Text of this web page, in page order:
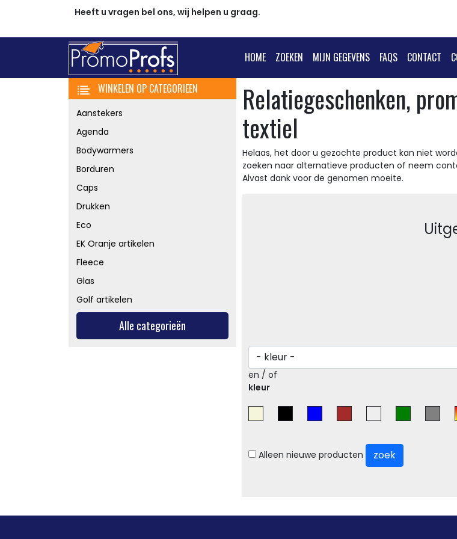
Heeft u vragen bel ons, wij helpen u graag.
HOME ZOEKEN MIJN GEGEVENS FAQS CONTACT
WINKELEN OP CATEGORIEEN
Aanstekers
Agenda
Bodywarmers
Borduren
Caps
Drukken
Eco
EK Oranje artikelen
Fleece
Glas
Golf artikelen
Alle categorieën
Relatiegeschenken,
textiel
Helaas, het door u gezochte product kan niet
zoeken naar alternatieve producten of neem
Alvast dank voor de genomen moeite.
en / of
kleur
Alleen nieuwe producten zoek